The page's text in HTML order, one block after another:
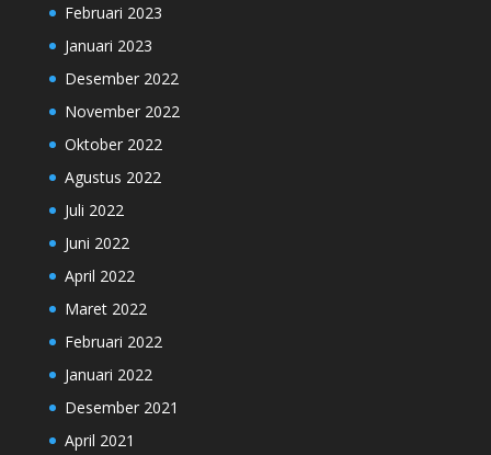
Februari 2023
Januari 2023
Desember 2022
November 2022
Oktober 2022
Agustus 2022
Juli 2022
Juni 2022
April 2022
Maret 2022
Februari 2022
Januari 2022
Desember 2021
April 2021